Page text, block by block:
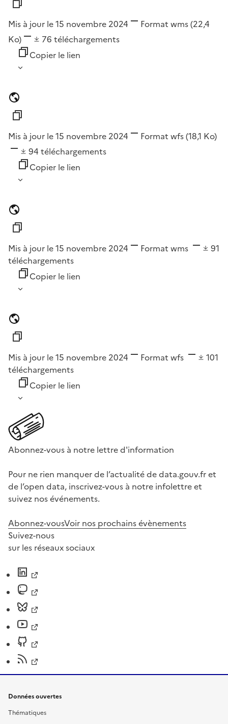
Mis à jour le 15 novembre 2024 Format wms(22,4
Ko)
76 téléchargements
Copier le lien
Mis à jour le 15 novembre 2024 Format wfs(18,1 Ko)
94 téléchargements
Copier le lien
Mis à jour le 15 novembre 2024 Format wms
91
téléchargements
Copier le lien
Mis à jour le 15 novembre 2024 Format wfs
101
téléchargements
Copier le lien
Abonnez-vous à notre lettre d'information
Pour ne rien manquer de l’actualité de data.gouv.fr et
de l’open data, inscrivez-vous à notre infolettre et
suivez nos événements.
Abonnez-vousVoir nos prochains évènements
Suivez-nous
sur les réseaux sociaux
Données ouvertes
Thématiques